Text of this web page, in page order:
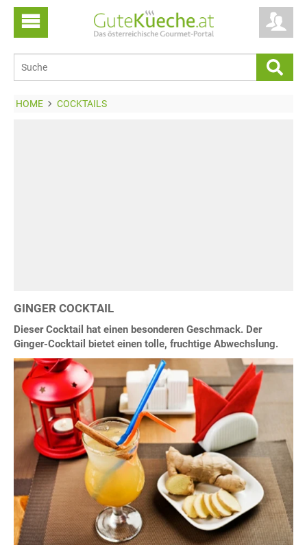
HOME COCKTAILS
GINGER COCKTAIL
Dieser Cocktail hat einen besonderen Geschmack. Der
Ginger-Cocktail bietet einen tolle, fruchtige Abwechslung.